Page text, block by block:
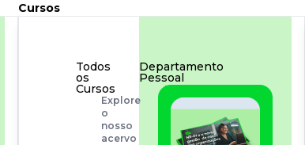
Cursos
Todos
os
Cursos
Explore
o
nosso
acervo
Departamento
Pessoal
Para
simplificar
processos